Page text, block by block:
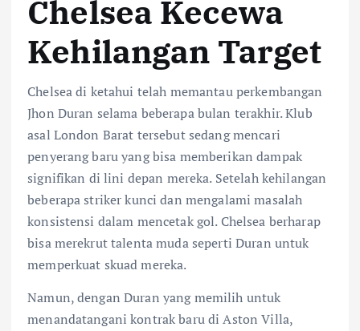
Chelsea Kecewa
Kehilangan Target
Chelsea di ketahui telah memantau perkembangan
Jhon Duran selama beberapa bulan terakhir. Klub
asal London Barat tersebut sedang mencari
penyerang baru yang bisa memberikan dampak
signifikan di lini depan mereka. Setelah kehilangan
beberapa striker kunci dan mengalami masalah
konsistensi dalam mencetak gol. Chelsea berharap
bisa merekrut talenta muda seperti Duran untuk
memperkuat skuad mereka.
Namun, dengan Duran yang memilih untuk
menandatangani kontrak baru di Aston Villa,